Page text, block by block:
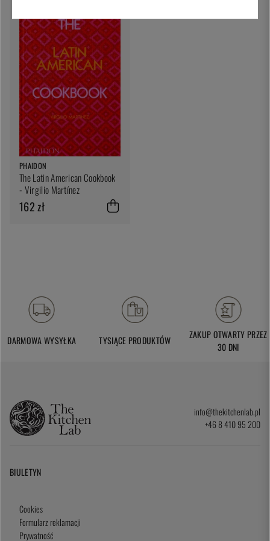
PHAIDON
The Latin American Cookbook
- Virgilio Martínez
162 zł
DARMOWA WYSYŁKA TYSIĄCE PRODUKTÓW
ZAKUP OTWARTY PRZEZ
30 DNI
info@thekitchenlab.pl
+46 8 410 95 200
BIULETYN
Cookies
Formularz reklamacji
Prywatność